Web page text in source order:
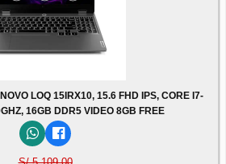
LOQ 15IRX10, 15.6 FHD IPS, CORE I7-
16GB DDR5 VIDEO 8GB FREE